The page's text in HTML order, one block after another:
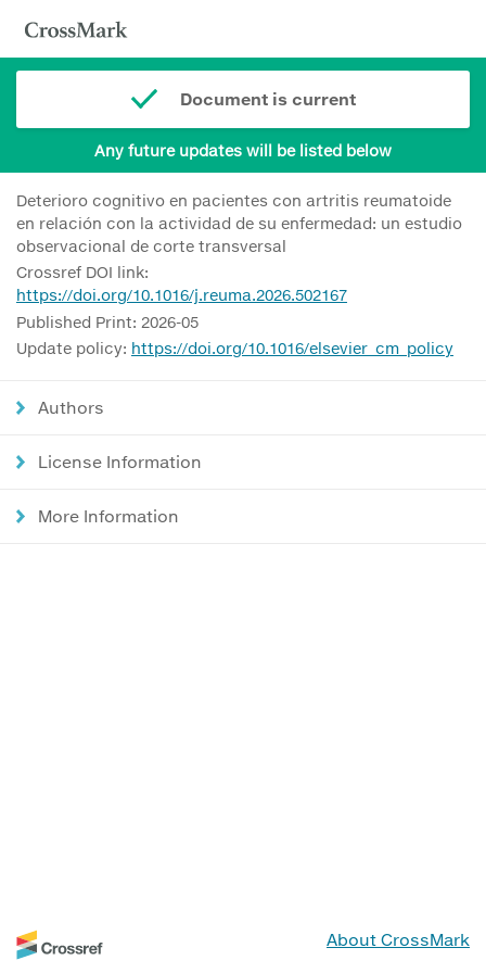
Document is current
Any future updates will be listed below
Deterioro cognitivo en pacientes con artritis reumatoide
en relación con la actividad de su enfermedad: un estudio
observacional de corte transversal
Crossref DOI link:
https://doi.org/10.1016/j.reuma.2026.502167
Published Print: 2026-05
Update policy: https://doi.org/10.1016/elsevier_cm_policy
Authors
License Information
More Information
About CrossMark